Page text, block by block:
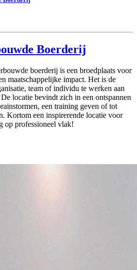
Boerderij
boerderij is een broedplaats voor
maatschappelijke impact. Het is de
team of individu te werken aan
locatie bevindt zich in een ontspannen
een training geven of tot
Kortom een inspirerende locatie voor
op professioneel vlak!